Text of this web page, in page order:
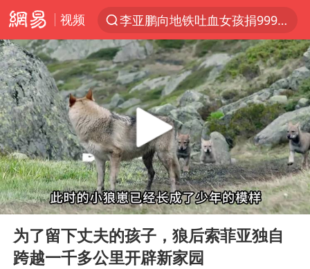
视频
李亚鹏向地铁吐血女孩捐99999元
服务提质，内需扩容有保障
官方通报传销头目出狱办书院
台风白海豚或在华东沿海登陆
逃犯看演唱会 刚出地铁就被逮住
因凡蒂诺首次公开道歉
41岁女子为鼓励女儿考上985研究生
人贩子“梅姨”真实姓名曝光
《Monica》填词人黎彼得去世
普京宣布多项人事调整
Play
00:00 06:56
为了留下丈夫的孩子，狼后索菲亚独自
跨越一千多公里开辟新家园